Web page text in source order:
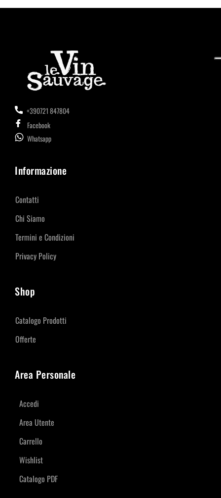
+390721 847804
Facebook
Whatsapp
Informazione
Contatti
Chi Siamo
Termini e Condizioni
Privacy Policy
Shop
Catalogo Prodotti
Offerte
Area Personale
Accedi
Area Utente
Carrello
Wishlist
Catalogo PDF